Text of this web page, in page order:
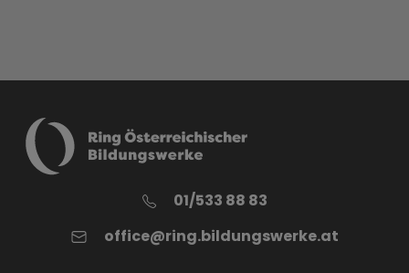
01/533 88 83
office@ring.bildungswerke.at